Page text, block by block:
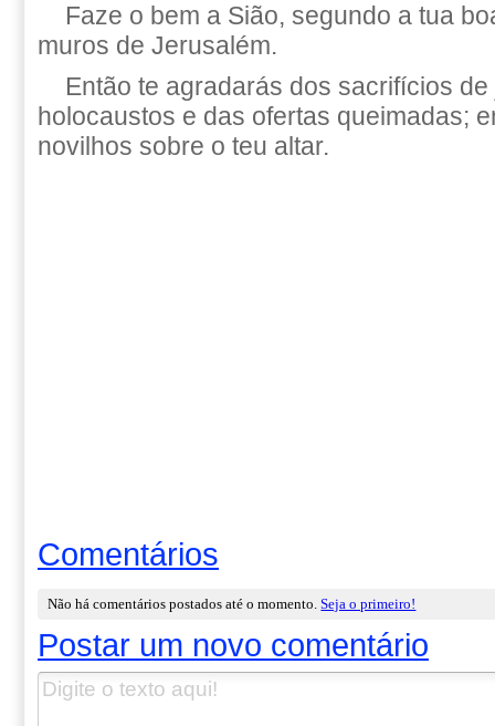
Faze o bem a Sião, segundo a tua
muros de Jerusalém.
Então te agradarás dos sacrifícios
holocaustos e das ofertas queimadas;
novilhos sobre o teu altar.
Comentários
Não há comentários postados até o momento.Seja o primeiro!
Postar um novo comentário